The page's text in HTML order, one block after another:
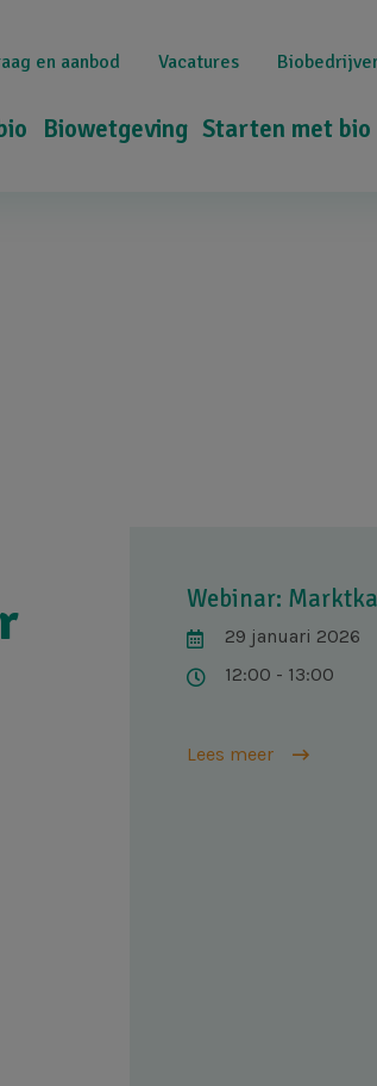
naar
inhoud
Biowetgeving Starten met bio
en aanbod Vacatures
Webinar:
29 januari 2026
12:00 - 13:00
Lees meer